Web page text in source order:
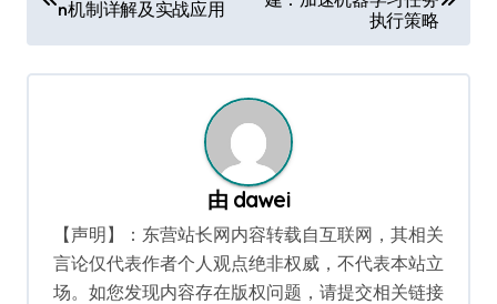
导
航
n机制详解及实战应用
执行策略
由 dawei
【声明】：东营站长网内容转载自互联网，其相关
言论仅代表作者个人观点绝非权威，不代表本站立
场。如您发现内容存在版权问题，请提交相关链接